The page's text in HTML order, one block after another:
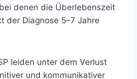
denen die Überlebenszeit
der Diagnose 5–7 Jahre
leiden unter dem Verlust
und kommunikativer